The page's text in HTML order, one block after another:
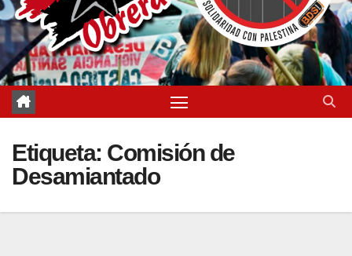
Etiqueta: Comisión de
Desamiantado